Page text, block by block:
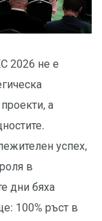
2026 не е
а
успех,
в
дни бяха
100% ръст в